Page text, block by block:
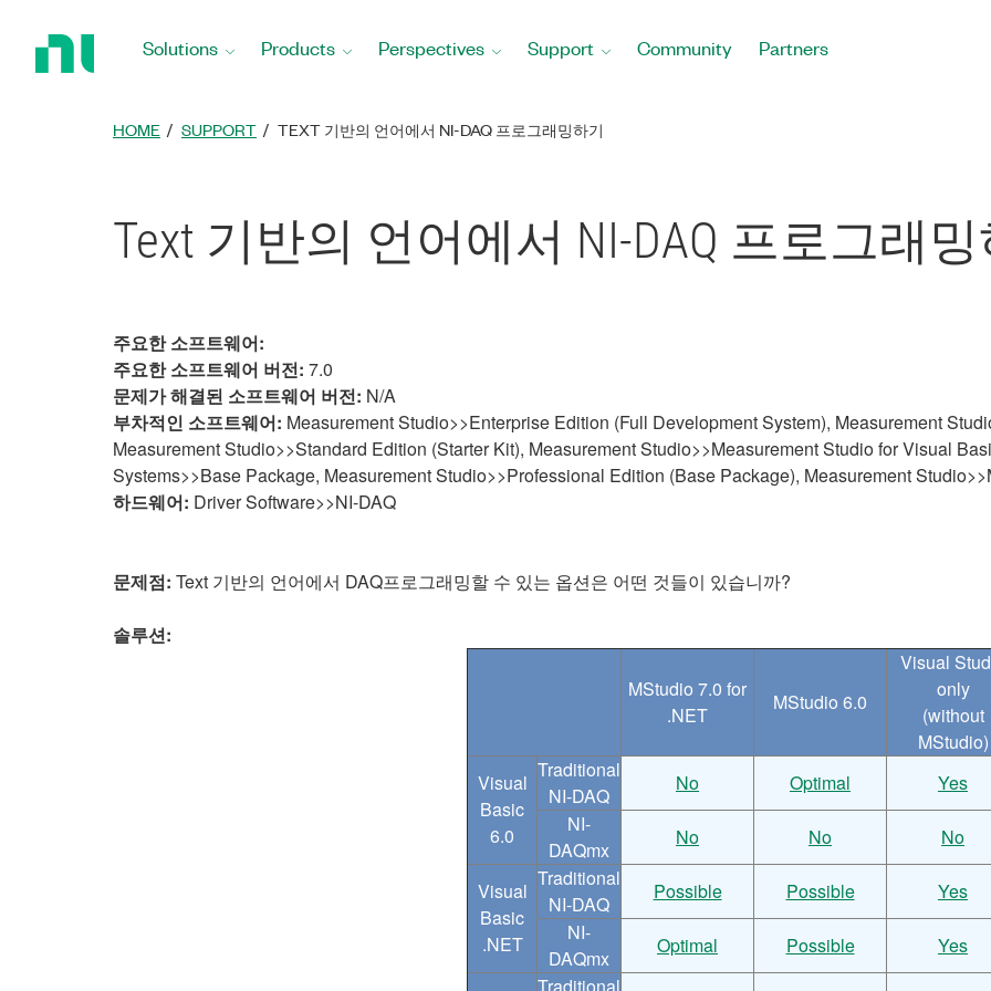
Solutions Products Perspectives Support Community Partners
HOME SUPPORT TEXT 기반의 언어에서 NI-DAQ 프로그래밍하기
Text 기반의 언어에서 NI-DAQ 프로그래
주요한 소프트웨어:
주요한 소프트웨어 버전: 7.0
문제가 해결된 소프트웨어 버전: N/A
부차적인 소프트웨어: Measurement Studio>>Enterprise Edition (Full Development System), Measurement
Measurement Studio>>Standard Edition (Starter Kit), Measurement Studio>>Measurement Studio for Visual
Systems>>Base Package, Measurement Studio>>Professional Edition (Base Package), Measurement
하드웨어: Driver Software>>NI-DAQ
문제점: Text 기반의 언어에서 DAQ프로그래밍할 수 있는 옵션은 어떤 것들이 있습니까?
솔루션:
MStudio 7.0 for
.NET
MStudio 6.0
Visual
only
(without
MStudio)
Visual
Basic
6.0
Traditional
NI-DAQ
No Optimal
Yes
NI-
DAQmx
No No No
Visual
Basic
.NET
Traditional
NI-DAQ
Possible Possible
Yes
NI-
DAQmx
Optimal Possible
Yes